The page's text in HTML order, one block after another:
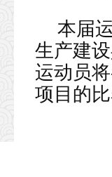
本届
生产建
运动员
项目的